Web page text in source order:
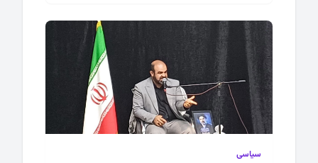
سیاسی